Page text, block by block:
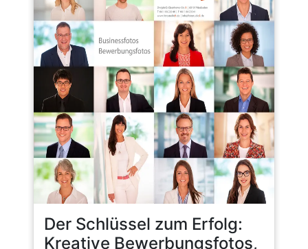
Der Schlüssel zum Erfolg:
Kreative Bewerbungsfotos,